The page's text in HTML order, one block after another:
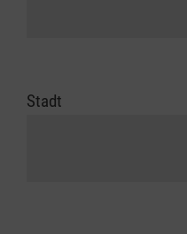
Stadt